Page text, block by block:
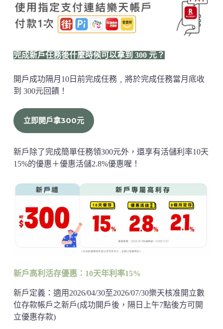
完成新戶任務後什麼時候可以拿到 300 元？
開戶成功隔月10日前完成任務﹐將於完成任務當月底收
到 300元回饋！
立即開戶拿300元
新戶除了完成簡單任務領300元外，還享有活儲利率10天
15%的優惠＋優惠活儲2.8%優惠喔！
新戶高利活存優惠：10天年利率15%
新戶定義：適用2026/04/30至2026/07/30樂天核准開立數
位存款帳戶之新戶(成功開戶後，隔日上午7點後方可開
立優惠存款)